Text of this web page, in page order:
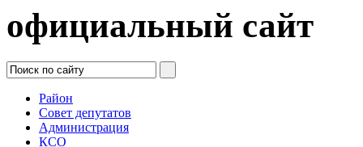
официальный сайт
Район
Совет депутатов
Администрация
КСО